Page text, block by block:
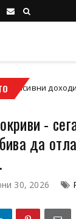
доходи
-
да
30, 2026